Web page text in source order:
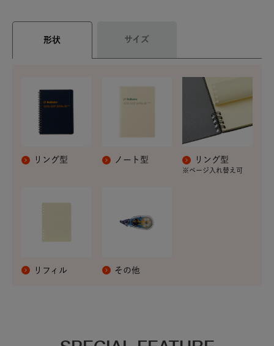
形状 サイズ
リング型 ノート型 リング型
※ページ入れ替え可
リフィル その他